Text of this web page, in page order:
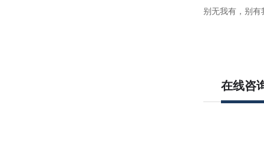
别无我有，别
在线咨